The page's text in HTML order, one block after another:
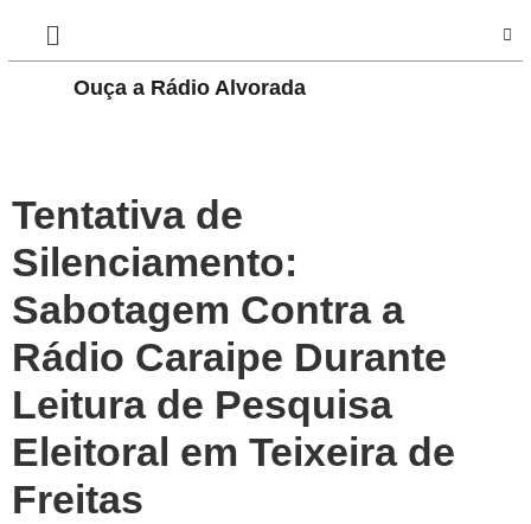
Ouça a Rádio Alvorada
Tentativa de
Silenciamento:
Sabotagem Contra a
Rádio Caraipe Durante
Leitura de Pesquisa
Eleitoral em Teixeira de
Freitas